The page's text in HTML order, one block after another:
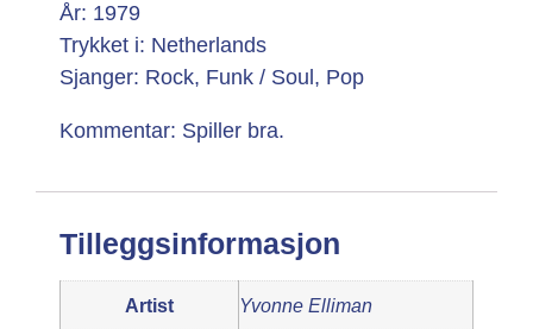
År: 1979
Trykket i: Netherlands
Sjanger: Rock, Funk / Soul, Pop
Kommentar: Spiller bra.
Tilleggsinformasjon
Artist Yvonne Elliman